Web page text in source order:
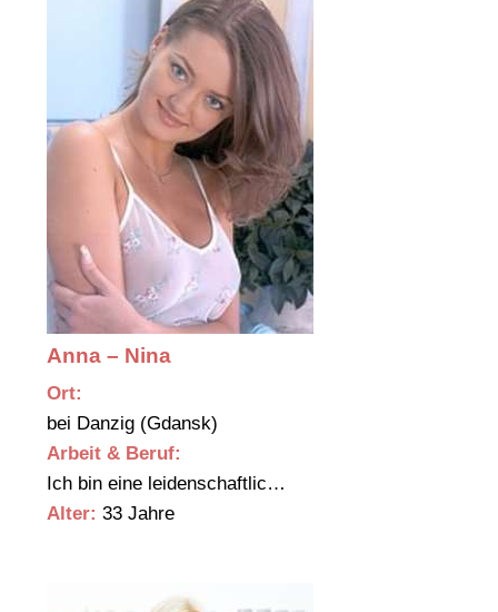
Anna – Nina
Ort:
bei Danzig (Gdansk)
Arbeit & Beruf:
Ich bin eine leidenschaftlic…
Alter: 33 Jahre